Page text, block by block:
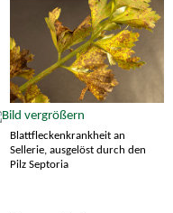
Blattfleckenkrankheit an
Sellerie, ausgelöst durch den
Pilz Septoria